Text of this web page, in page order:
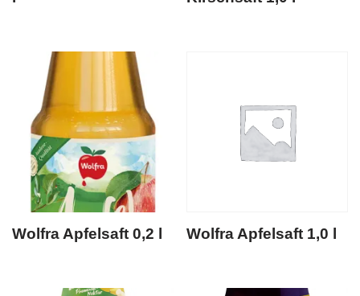
Wolfra Apfelsaft 0,2 l Wolfra Apfelsaft 1,0 l